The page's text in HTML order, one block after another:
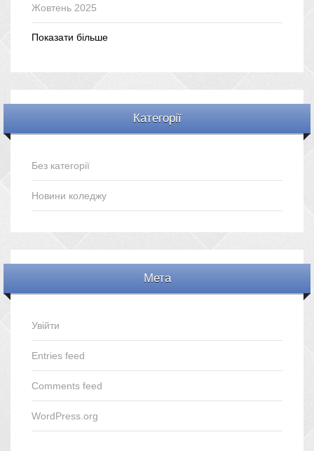
Жовтень 2025
Показати більше
Категорії
Без категорії
Новини коледжу
Мета
Увійти
Entries feed
Comments feed
WordPress.org